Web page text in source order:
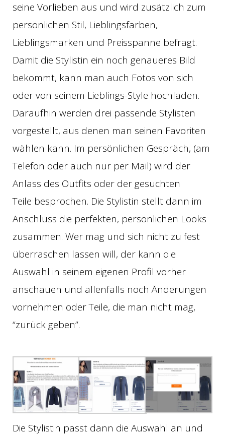
seine Vorlieben aus und wird zusätzlich zum
persönlichen Stil, Lieblingsfarben,
Lieblingsmarken und Preisspanne befragt.
Damit die Stylistin ein noch genaueres Bild
bekommt, kann man auch Fotos von sich
oder von seinem Lieblings-Style hochladen.
Daraufhin werden drei passende Stylisten
vorgestellt, aus denen man seinen Favoriten
wählen kann. Im persönlichen Gespräch, (am
Telefon oder auch nur per Mail) wird der
Anlass des Outfits oder der gesuchten
Teile besprochen. Die Stylistin stellt dann im
Anschluss die perfekten, persönlichen Looks
zusammen. Wer mag und sich nicht zu fest
überraschen lassen will, der kann die
Auswahl in seinem eigenen Profil vorher
anschauen und allenfalls noch Änderungen
vornehmen oder Teile, die man nicht mag,
“zurück geben”.
Die Stylistin passt dann die Auswahl an und